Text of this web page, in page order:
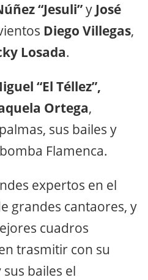
“Jesuli”y José
Diego Villegas,
Losada.
“El Téllez”,
Ortega,
sus bailes y
Flamenca.
expertos en el
grandes cantaores, y
cuadros
trasmitir con su
bailes el